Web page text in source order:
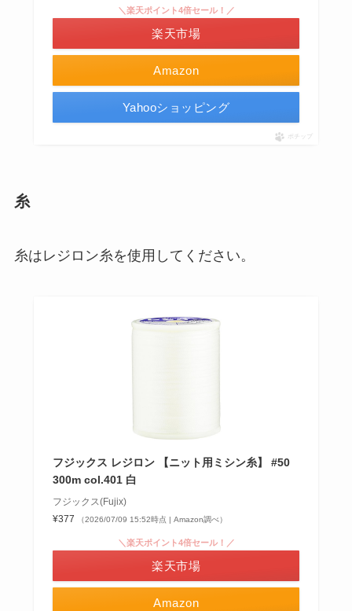
Amazon
＼楽天ポイント4倍セール！／
楽天市場
Yahooショッピング
ポチップ
糸
糸はレジロン糸を使用してください。
フジックス レジロン 【ニット用ミシン糸】 #50
300m col.401 白
フジックス(Fujix)
¥377
（2026/07/09 15:52時点 | Amazon調べ）
Amazon
＼楽天ポイント4倍セール！／
楽天市場